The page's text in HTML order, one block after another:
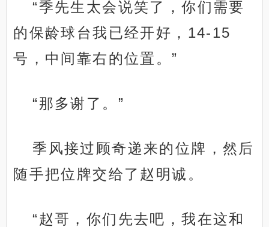
“季先生太会说笑了，你们需要
的保龄球台我已经开好，14-15
号，中间靠右的位置。”
“那多谢了。”
季风接过顾奇递来的位牌，然后
随手把位牌交给了赵明诚。
“赵哥，你们先去吧，我在这和